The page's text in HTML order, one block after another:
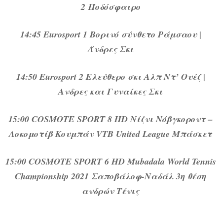
2 Ποδόσφαιρο
14:45 Eurosport 1 Βορινό σύνθετο Ράμσαου |
Άνδρες Σκι
14:50 Eurosport 2 Ελεύθερο σκι Αλπ Ντ’ Ουέζ |
Ανδρες και Γυναίκες Σκι
15:00 COSMOTE SPORT 8 HD Νίζνι Νόβγκοροντ –
Λοκομοτίβ Κουμπάν VTB United League Μπάσκετ
15:00 COSMOTE SPORT 6 HD Mubadala World Tennis
Championship 2021 Σαποβάλοφ-Nαδάλ 3η θέση
ανδρών Τένις